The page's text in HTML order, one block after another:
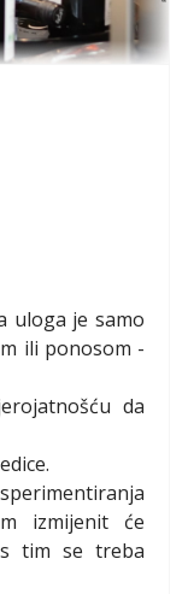
uloga je samo
ili ponosom -
da
izmijenit će
tim se treba